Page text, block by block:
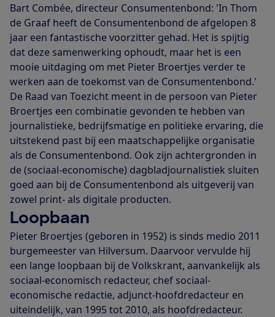
Bart Combée, directeur Consumentenbond: 'In Thom
de Graaf heeft de Consumentenbond de afgelopen 8
jaar een fantastische voorzitter gehad. Het is spijtig
dat deze samenwerking ophoudt, maar het is een
mooie uitdaging om met Pieter Broertjes verder te
werken aan de toekomst van de Consumentenbond.'
De Raad van Toezicht meent in de persoon van Pieter
Broertjes een combinatie gevonden te hebben van
journalistieke, bedrijfsmatige en politieke ervaring, die
uitstekend past bij een maatschappelijke organisatie
als de Consumentenbond. Ook zijn achtergronden in
de (sociaal-economische) dagbladjournalistiek sluiten
goed aan bij de Consumentenbond als uitgeverij van
zowel print- als digitale producten.
Loopbaan
Pieter Broertjes (geboren in 1952) is sinds medio 2011
burgemeester van Hilversum. Daarvoor vervulde hij
een lange loopbaan bij de Volkskrant, aanvankelijk als
sociaal-economisch redacteur, chef sociaal-
economische redactie, adjunct-hoofdredacteur en
uiteindelijk, van 1995 tot 2010, als hoofdredacteur.